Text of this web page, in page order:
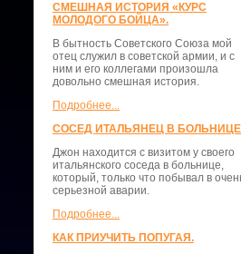
СМЕШНАЯ ИСТОРИЯ «КУРС
МОЛОДОГО БОЙЦА».
В бытность Советского Союза мой
отец служил в советской армии, и с
ним и его коллегами произошла
довольно смешная история.
Подробнее...
СОСЕД ИТАЛЬЯНЕЦ В
Джон находится с визитом у своего
итальянского соседа в больнице,
который, только что побывал в
серьезной аварии.
Подробнее...
КАК ПРИУЧИТЬ ПОПУГАЯ.